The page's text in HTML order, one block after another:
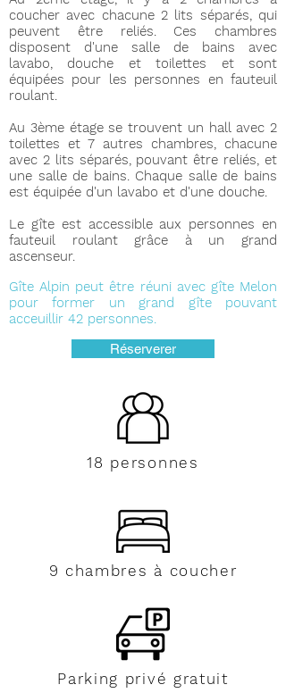
coucher avec chacune 2 lits séparés, qui
peuvent être reliés. Ces chambres
disposent d'une salle de bains avec
lavabo, douche et toilettes et sont
équipées pour les personnes en fauteuil
roulant.
Au 3ème étage se trouvent un hall avec 2
toilettes et 7 autres chambres, chacune
avec 2 lits séparés, pouvant être reliés, et
une salle de bains. Chaque salle de bains
est équipée d'un lavabo et d'une douche.
Le gîte est accessible aux personnes en
fauteuil roulant grâce à un grand
ascenseur.
Gîte Alpin peut être réuni avec gîte Melon
pour former un grand gîte pouvant
acceuillir 42 personnes.
Réserverer
18 personnes
9 chambres à coucher
Parking privé gratuit